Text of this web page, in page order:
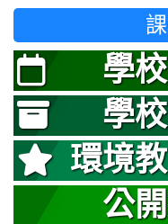
學
學
環境
公